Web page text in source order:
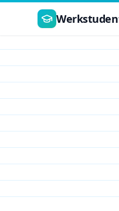
Zum Hauptinhalt springen